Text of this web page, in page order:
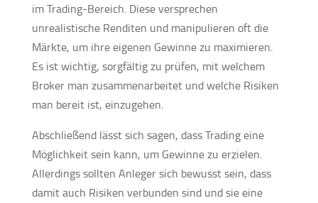
im Trading-Bereich. Diese versprechen
unrealistische Renditen und manipulieren oft die
Märkte, um ihre eigenen Gewinne zu maximieren.
Es ist wichtig, sorgfältig zu prüfen, mit welchem
Broker man zusammenarbeitet und welche Risiken
man bereit ist, einzugehen.
Abschließend lässt sich sagen, dass Trading eine
Möglichkeit sein kann, um Gewinne zu erzielen.
Allerdings sollten Anleger sich bewusst sein, dass
damit auch Risiken verbunden sind und sie eine